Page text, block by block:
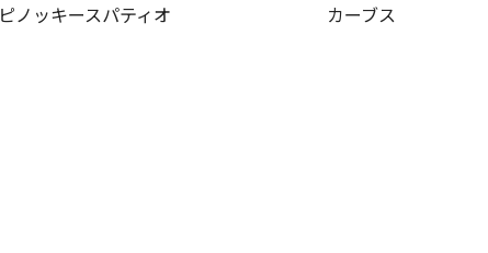
ピノッキースパティオ カーブス